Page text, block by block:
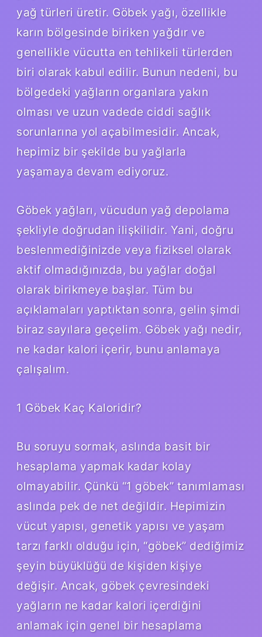
yağ türleri üretir. Göbek yağı, özellikle
karın bölgesinde biriken yağdır ve
genellikle vücutta en tehlikeli türlerden
biri olarak kabul edilir. Bunun nedeni, bu
bölgedeki yağların organlara yakın
olması ve uzun vadede ciddi sağlık
sorunlarına yol açabilmesidir. Ancak,
hepimiz bir şekilde bu yağlarla
yaşamaya devam ediyoruz.
Göbek yağları, vücudun yağ depolama
şekliyle doğrudan ilişkilidir. Yani, doğru
beslenmediğinizde veya fiziksel olarak
aktif olmadığınızda, bu yağlar doğal
olarak birikmeye başlar. Tüm bu
açıklamaları yaptıktan sonra, gelin şimdi
biraz sayılara geçelim. Göbek yağı nedir,
ne kadar kalori içerir, bunu anlamaya
çalışalım.
1 Göbek Kaç Kaloridir?
Bu soruyu sormak, aslında basit bir
hesaplama yapmak kadar kolay
olmayabilir. Çünkü “1 göbek” tanımlaması
aslında pek de net değildir. Hepimizin
vücut yapısı, genetik yapısı ve yaşam
tarzı farklı olduğu için, “göbek” dediğimiz
şeyin büyüklüğü de kişiden kişiye
değişir. Ancak, göbek çevresindeki
yağların ne kadar kalori içerdiğini
anlamak için genel bir hesaplama